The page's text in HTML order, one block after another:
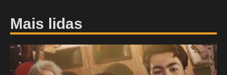
Mais lidas